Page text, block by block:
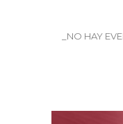
_NO HAY